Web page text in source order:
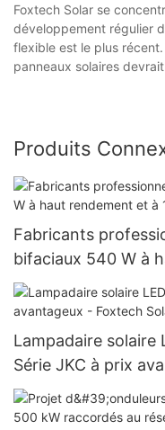
Foxtech Solar se
développement régulier
flexible est le plus
panneaux solaires
Produits
Fabricants
bifaciaux 540 W à
cellules demi-
Lampadaire
Série JKC à prix